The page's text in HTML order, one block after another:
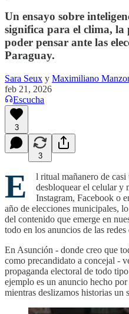
Un ensayo sobre
significa para el clima, la
poder pensar ante las
Paraguay.
Sara Seux y Maximiliano
feb 21, 2026
Escucha
3
3
E
l ritual mañanero de casi
desbloquear el celular y
Instagram, Facebook o
año de elecciones municipales,
del contenido que emerge en
todo en los anuncios de las redes
En Asunción - donde creo que
como precandidato a concejal -
propaganda electoral de todo
ejemplo es un anuncio hecho por
mientras deslizamos historias un